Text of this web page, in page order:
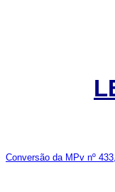
Conversão da MPv nº